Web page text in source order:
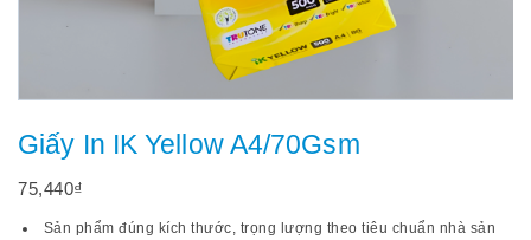
Giấy In IK Yellow A4/70Gsm
75,440₫
Sản phẩm đúng kích thước, trọng lượng theo tiêu chuẩn nhà sản